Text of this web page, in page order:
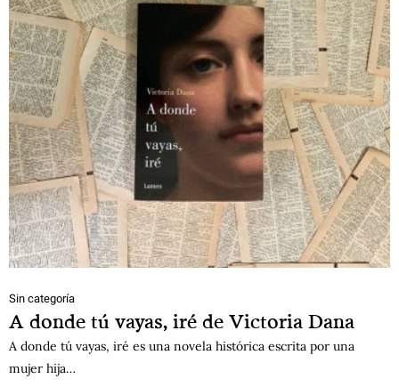
Sin categoría
A donde tú vayas, iré de Victoria Dana
A donde tú vayas, iré es una novela histórica escrita por una
mujer hija…